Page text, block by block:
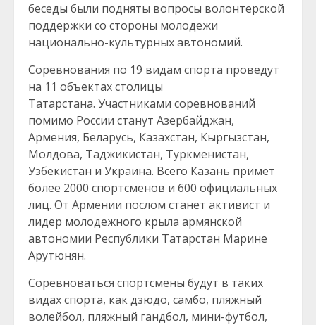
беседы были подняты вопросы волонтерской
поддержки со стороны молодежи
национально-культурных автономий.
Соревнования по 19 видам спорта проведут
на 11 объектах столицы
Татарстана. Участниками соревнований
помимо России станут Азербайджан,
Армения, Беларусь, Казахстан, Кыргызстан,
Молдова, Таджикистан, Туркменистан,
Узбекистан и Украина. Всего Казань примет
более 2000 спортсменов и 600 официальных
лиц. От Армении послом станет активист и
лидер молодежного крыла армянской
автономии Республики Татарстан Марине
Арутюнян.
Соревноваться спортсмены будут в таких
видах спорта, как дзюдо, самбо, пляжный
волейбол, пляжный гандбол, мини-футбол,